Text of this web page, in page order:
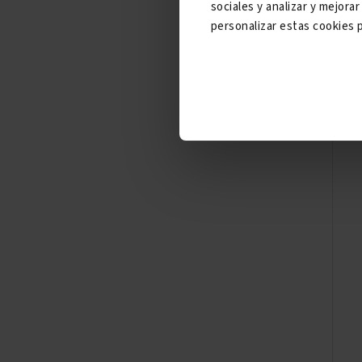
sociales y analizar y
personalizar estas cookies